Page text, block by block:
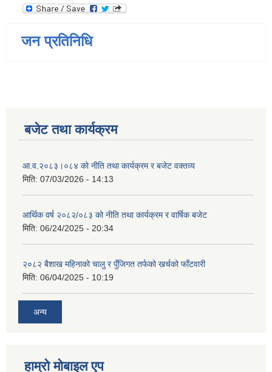
जन प्रतिनिधि
बजेट तथा कार्यक्रम
आ.व.२०८३।०८४ को नीति तथा कार्यक्रम र बजेट वक्तव्य
मिति: 07/03/2026 - 14:13
आर्थिक वर्ष २०८२/०८३ को नीति तथा कार्यक्रम र वार्षिक बजेट
मिति: 06/24/2025 - 20:34
२०८२ बैशाख महिनाको चालु र पुँजिगत तर्फको खर्चको फाँटवारी
मिति: 06/04/2025 - 10:19
अन्य
हाम्रो माेबाइल एप